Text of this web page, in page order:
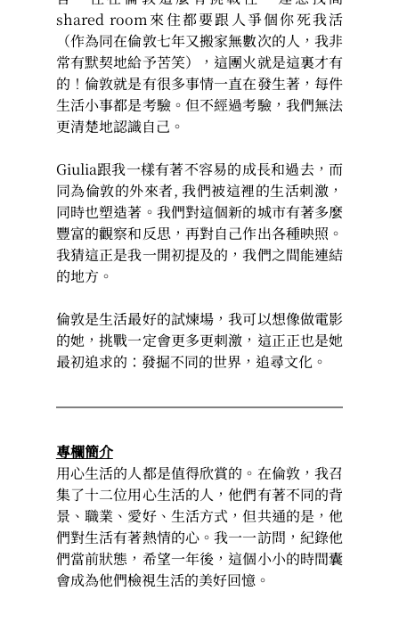
shared room來住都要跟人爭個你死我活
（作為同在倫敦七年又搬家無數次的人，我非
常有默契地給予苦笑），這團火就是這裏才有
的！倫敦就是有很多事情一直在發生著，每件
生活小事都是考驗。但不經過考驗，我們無法
更清楚地認識自己。
Giulia跟我一樣有著不容易的成長和過去，而
同為倫敦的外來者, 我們被這裡的生活刺激，
同時也塑造著。我們對這個新的城市有著多麼
豐富的觀察和反思，再對自己作出各種映照。
我猜這正是我一開初提及的，我們之間能連結
的地方。
倫敦是生活最好的試煉場，我可以想像做電影
的她，挑戰一定會更多更刺激，這正正也是她
最初追求的：發掘不同的世界，追尋文化。
專欄簡介
用心生活的人都是值得欣賞的。在倫敦，我召
集了十二位用心生活的人，他們有著不同的背
景、職業、愛好、生活方式，但共通的是，他
們對生活有著熱情的心。我一一訪問，紀錄他
們當前狀態，希望一年後，這個小小的時間囊